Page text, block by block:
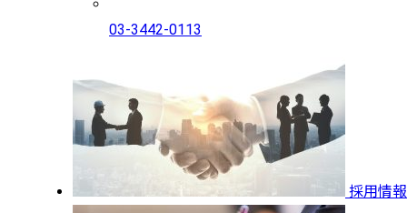
03-3442-0113
採用情報